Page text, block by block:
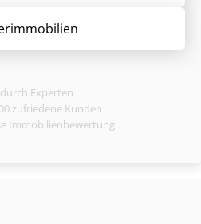
Experten
zufriedene Kunden
Immobilienbewertung